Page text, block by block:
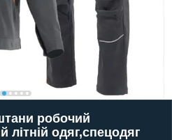
робочий
літній одяг,спецодяг